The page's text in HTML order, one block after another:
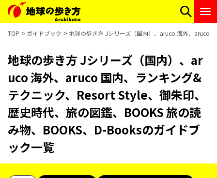
TOP ガイドブック 地球の歩き方 Jシリーズ（国内）、aruco 海外、aruco
地球の歩き方 Jシリーズ（国内）、ar
uco 海外、aruco 国内、ランキング&
テクニック、Resort Style、御朱印、
歴史時代、旅の図鑑、BOOKS 旅の読
み物、BOOKS、D-Booksのガイドブ
ック一覧